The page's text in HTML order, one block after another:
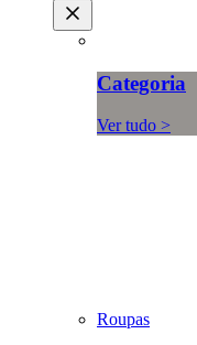
Categoria
Ver tudo >
Roupas